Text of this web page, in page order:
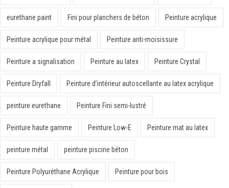
eurethane paint Fini pour planchers de béton Peinture acrylique
Peinture acrylique pour métal Peinture anti-moisissure
Peinture a signalisation Peinture au latex Peinture Crystal
Peinture Dryfall Peinture d’intérieur autoscellante au latex acrylique
peinture eurethane Peinture Fini semi-lustré
Peinture haute gamme Peinture Low-E Peinture mat au latex
peinture métal peinture piscine béton
Peinture Polyuréthane Acrylique Peinture pour bois